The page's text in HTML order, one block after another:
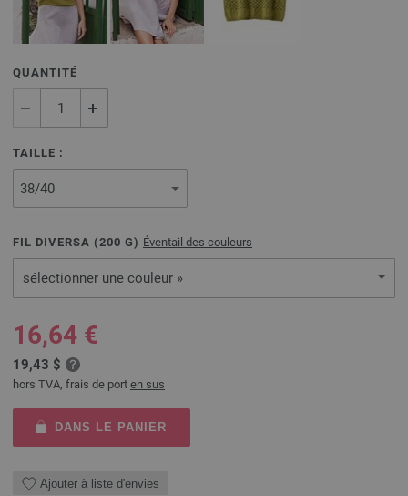
QUANTITÉ
TAILLE :
FIL DIVERSA (200 G) Éventail des couleurs
sélectionner une couleur »
16,64 €
19,43 $
hors TVA, frais de port en sus
DANS LE PANIER
Ajouter à liste d'envies